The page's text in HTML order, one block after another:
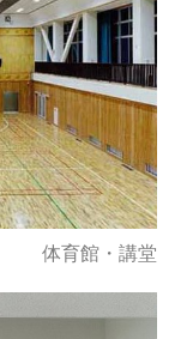
体育館・講堂